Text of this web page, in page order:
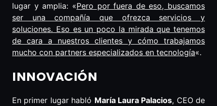
lugar y amplia: «Pero por fuera de eso, buscamos
ser una compañía que ofrezca servicios y
soluciones. Eso es un poco la mirada que tenemos
de cara a nuestros clientes y cómo trabajamos
mucho con partners especializados en tecnología«.
INNOVACIÓN
En primer lugar habló María Laura Palacios, CEO de